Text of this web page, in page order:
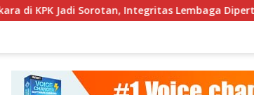
Lembaga Dipertanyakan Tim